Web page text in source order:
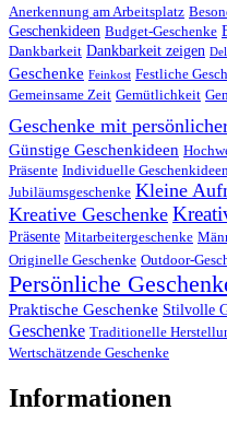
Anerkennung am Arbeitsplatz
Geschenkideen Budget-Geschenke
Dankbarkeit Dankbarkeit zeigen
Geschenke Feinkost Festliche
Gemeinsame Zeit Gemütlichkeit
Geschenke mit
Günstige Geschenkideen
Präsente Individuelle Geschenkideen
Jubiläumsgeschenke Kleine
Kreative Geschenke
Präsente Mitarbeitergeschenke
Originelle Geschenke Outdoor-
Persönliche
Praktische Geschenke Stilvolle
Geschenke Traditionelle
Wertschätzende Geschenke
Informationen